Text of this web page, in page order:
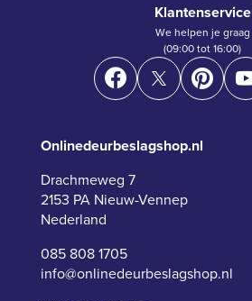
Klantenservice
We helpen je graag
(09:00 tot 16:00)
Onlinedeurbeslagshop.nl
Drachmeweg 7
2153 PA Nieuw-Vennep
Nederland
085 808 1705
info@onlinedeurbeslagshop.nl